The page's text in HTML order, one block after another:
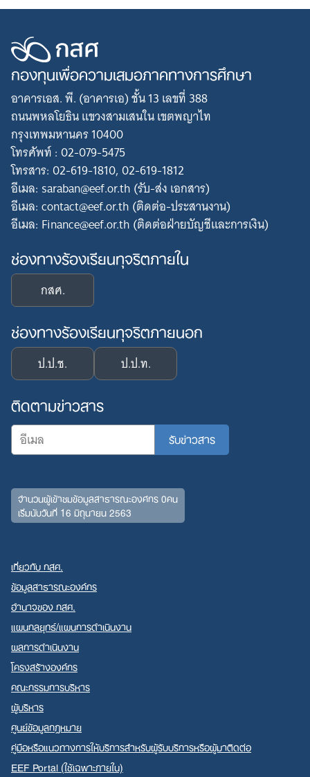
Search
for:
กองทุนเพื่อความเสมอภาคทางการศึกษา
อาคารเอส. พี. (อาคารเอ) ชั้น 13 เลขที่ 388
ถนนพหลโยธิน แขวงสามเสนใน เขตพญาไท
กรุงเทพมหานคร 10400
โทรศัพท์ : 02-079-5475
โทรสาร: 02-619-1810, 02-619-1812
อีเมล: saraban@eef.or.th (รับ-ส่ง เอกสาร)
อีเมล: contact@eef.or.th (ติดต่อ-ประสานงาน)
อีเมล: Finance@eef.or.th (ติดต่อฝ่ายบัญชีและการเงิน)
ช่องทางร้องเรียนทุจริตภายใน
กสศ.
ช่องทางร้องเรียนทุจริตภายนอก
ป.ป.ช. ป.ป.ท.
ติดตามข่าวสาร
จำนวนผู้เข้าชมข้อมูลสาธารณะองค์กร 0คน
เริ่มนับวันที่ 16 มิถุนายน 2563
เกี่ยวกับ กสศ.
ข้อมูลสาธารณะองค์กร
อำนาจของ กสศ.
แผนกลยุทธ์/แผนการดำเนินงาน
ผลการดำเนินงาน
โครงสร้างองค์กร
คณะกรรมการบริหาร
ผู้บริหาร
ศูนย์ข้อมูลกฎหมาย
คู่มือหรือแนวทางการให้บริการสำหรับผู้รับบริการหรือผู้มาติดต่อ
EEF Portal (ใช้เฉพาะภายใน)